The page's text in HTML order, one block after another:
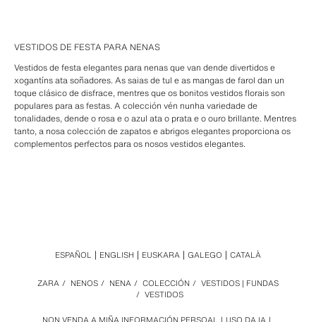
VESTIDOS DE FESTA PARA NENAS
Vestidos de festa elegantes para nenas que van dende divertidos e
xogantíns ata soñadores. As saias de tul e as mangas de farol dan un
toque clásico de disfrace, mentres que os bonitos vestidos florais son
populares para as festas. A colección vén nunha variedade de
tonalidades, dende o rosa e o azul ata o prata e o ouro brillante. Mentres
tanto, a nosa colección de zapatos e abrigos elegantes proporciona os
complementos perfectos para os nosos vestidos elegantes.
ZARA / NENOS / NENA / COLECCIÓN / VESTIDOS | FUNDAS
/ VESTIDOS
ESPAÑOL ENGLISH EUSKARA GALEGO CATALÀ